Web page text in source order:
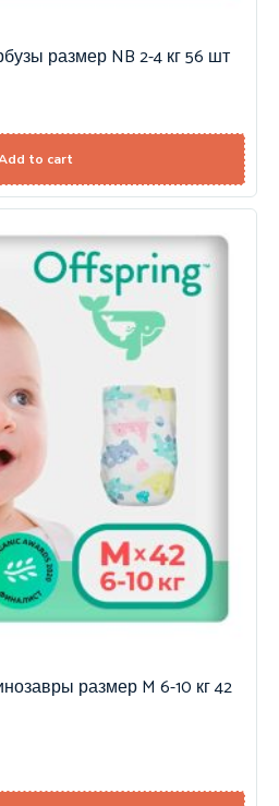
размер NB 2-4 кг 56 шт
to cart
размер M 6-10 кг 42